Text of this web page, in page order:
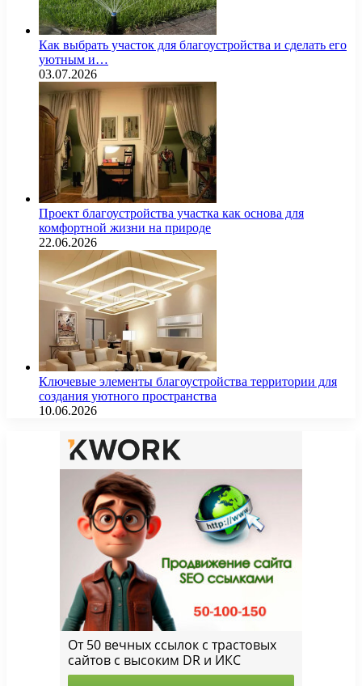
Как выбрать участок для благоустройства и сделать его
уютным и…
03.07.2026
Проект благоустройства участка как основа для
комфортной жизни на природе
22.06.2026
Ключевые элементы благоустройства территории для
создания уютного пространства
10.06.2026